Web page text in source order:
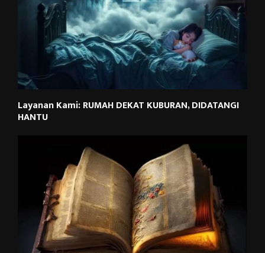
Layanan Kami: RUMAH DEKAT KUBURAN, DIDATANGI
HANTU